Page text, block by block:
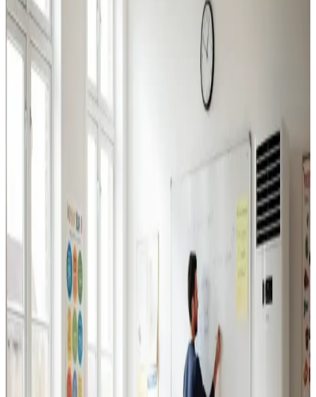
Ventilation til fabrikker, haller og lagerbygninger i
Maribo. Professionel dimensionering.
Læs mere